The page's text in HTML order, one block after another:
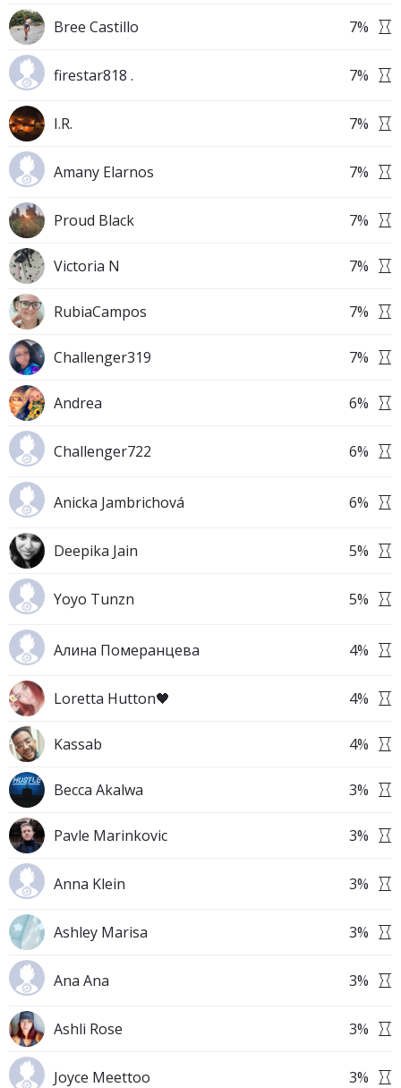
Bree Castillo 7%
firestar818 . 7%
I.R. 7%
Amany Elarnos 7%
Proud Black 7%
Victoria N 7%
RubiaCampos 7%
Challenger319 7%
Andrea 6%
Challenger722 6%
Anicka Jambrichová 6%
Deepika Jain 5%
Yoyo Tunzn 5%
Алина Померанцева 4%
Loretta Hutton🖤 4%
Kassab 4%
Becca Akalwa 3%
Pavle Marinkovic 3%
Anna Klein 3%
Ashley Marisa 3%
Ana Ana 3%
Ashli Rose 3%
Joyce Meettoo 3%